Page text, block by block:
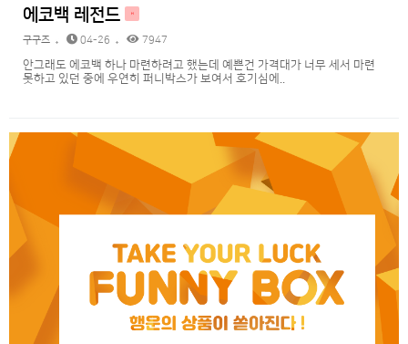
에코백 레전드 H
구구즈 04-26 7947
안그래도 에코백 하나 마련하려고 했는데 예쁜건 가격대가 너무 세서 마련
못하고 있던 중에 우연히 퍼니박스가 보여서 호기심에..